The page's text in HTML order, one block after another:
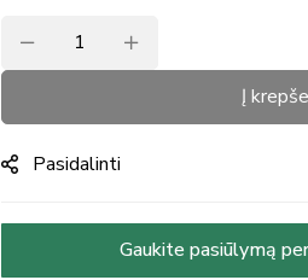
Į
Pasidalinti
Gaukite pasiūlymą